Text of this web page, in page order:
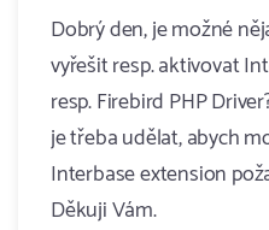
Dobrý den, je možné
vyřešit resp. aktivovat
resp. Firebird PHP
je třeba udělat, abych
Interbase extension
Děkuji Vám.